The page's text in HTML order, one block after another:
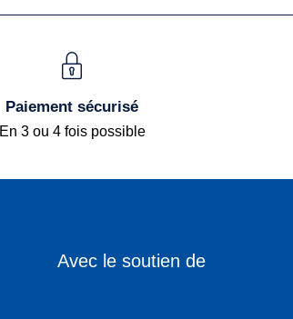
Paiement sécurisé
En 3 ou 4 fois possible
Avec le soutien de